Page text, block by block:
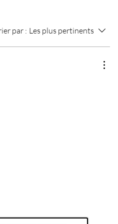
par : Les plus pertinents